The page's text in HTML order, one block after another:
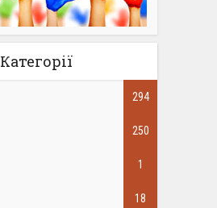
Категорії
294
250
1
18